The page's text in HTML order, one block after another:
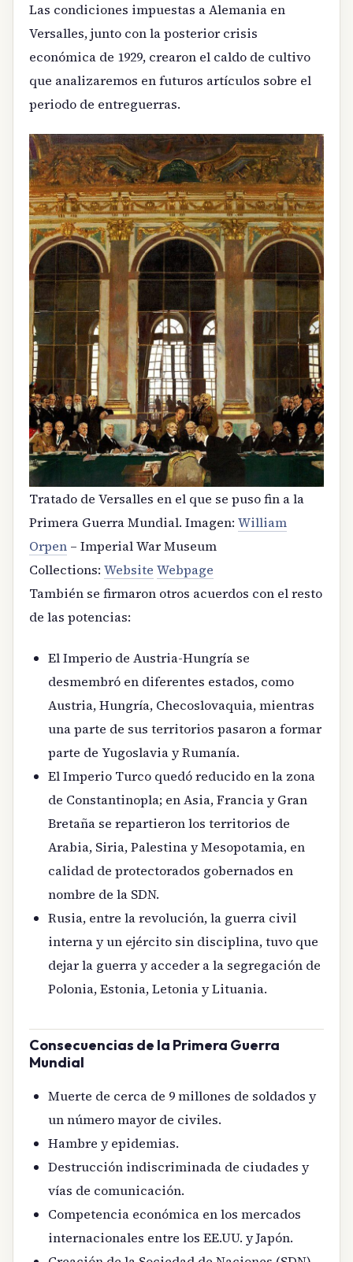
Las condiciones impuestas a Alemania en
Versalles, junto con la posterior crisis
económica de 1929, crearon el caldo de cultivo
que analizaremos en futuros artículos sobre el
periodo de entreguerras.
Tratado de Versalles en el que se puso fin a la
Primera Guerra Mundial. Imagen: William
Orpen – Imperial War Museum
Collections: Website Webpage
También se firmaron otros acuerdos con el resto
de las potencias:
El Imperio de Austria-Hungría se
desmembró en diferentes estados, como
Austria, Hungría, Checoslovaquia, mientras
una parte de sus territorios pasaron a formar
parte de Yugoslavia y Rumanía.
El Imperio Turco quedó reducido en la zona
de Constantinopla; en Asia, Francia y Gran
Bretaña se repartieron los territorios de
Arabia, Siria, Palestina y Mesopotamia, en
calidad de protectorados gobernados en
nombre de la SDN.
Rusia, entre la revolución, la guerra civil
interna y un ejército sin disciplina, tuvo que
dejar la guerra y acceder a la segregación de
Polonia, Estonia, Letonia y Lituania.
Consecuencias de la Primera Guerra
Mundial
Muerte de cerca de 9 millones de soldados y
un número mayor de civiles.
Hambre y epidemias.
Destrucción indiscriminada de ciudades y
vías de comunicación.
Competencia económica en los mercados
internacionales entre los EE.UU. y Japón.